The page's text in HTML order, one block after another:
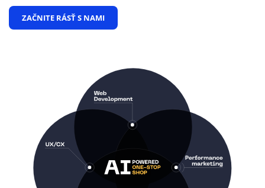
ZAČNITE RÁSŤ S NAMI